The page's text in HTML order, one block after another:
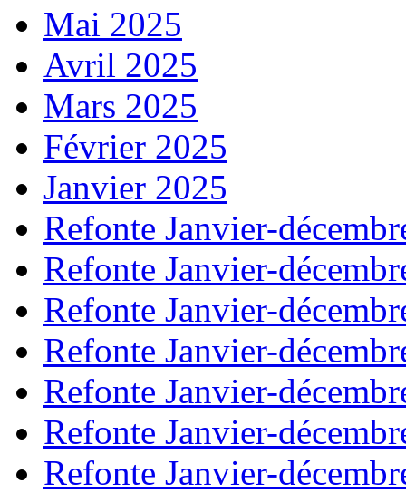
Mai 2025
Avril 2025
Mars 2025
Février 2025
Janvier 2025
Refonte Janvier-
Refonte Janvier-
Refonte Janvier-
Refonte Janvier-
Refonte Janvier-
Refonte Janvier-
Refonte Janvier-